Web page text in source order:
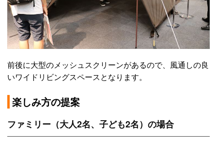
前後に大型のメッシュスクリーンがあるので、風通しの良
いワイドリビングスペースとなります。
楽しみ方の提案
ファミリー（大人2名、子ども2名）の場合